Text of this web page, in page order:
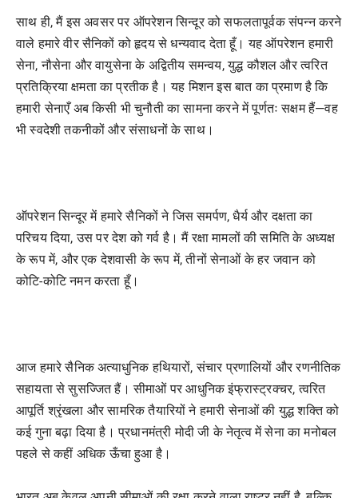
साथ ही, मैं इस अवसर पर ऑपरेशन सिन्दूर को सफलतापूर्वक संपन्न करने
वाले हमारे वीर सैनिकों को हृदय से धन्यवाद देता हूँ। यह ऑपरेशन हमारी
सेना, नौसेना और वायुसेना के अद्वितीय समन्वय, युद्ध कौशल और त्वरित
प्रतिक्रिया क्षमता का प्रतीक है। यह मिशन इस बात का प्रमाण है कि
हमारी सेनाएँ अब किसी भी चुनौती का सामना करने में पूर्णतः सक्षम हैं—वह
भी स्वदेशी तकनीकों और संसाधनों के साथ।
ऑपरेशन सिन्दूर में हमारे सैनिकों ने जिस समर्पण, धैर्य और दक्षता का
परिचय दिया, उस पर देश को गर्व है। मैं रक्षा मामलों की समिति के अध्यक्ष
के रूप में, और एक देशवासी के रूप में, तीनों सेनाओं के हर जवान को
कोटि-कोटि नमन करता हूँ।
आज हमारे सैनिक अत्याधुनिक हथियारों, संचार प्रणालियों और रणनीतिक
सहायता से सुसज्जित हैं। सीमाओं पर आधुनिक इंफ्रास्ट्रक्चर, त्वरित
आपूर्ति श्रृंखला और सामरिक तैयारियों ने हमारी सेनाओं की युद्ध शक्ति को
कई गुना बढ़ा दिया है। प्रधानमंत्री मोदी जी के नेतृत्व में सेना का मनोबल
पहले से कहीं अधिक ऊँचा हुआ है।